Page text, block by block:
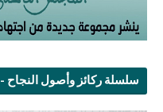
سلسلة ركائز وأصول النجاح - 10 اجزاء - القضاء المحاماة ...